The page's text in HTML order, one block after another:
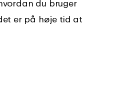
du bruger
er på høje tid at